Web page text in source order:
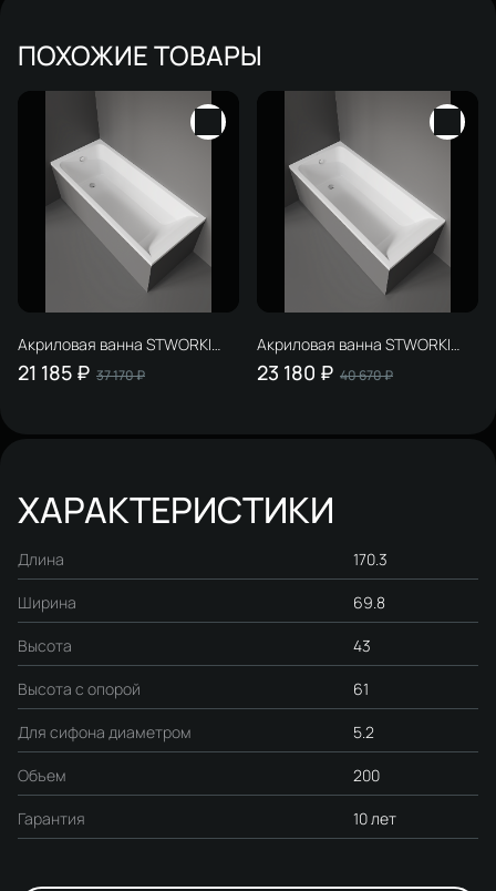
ПОХОЖИЕ ТОВАРЫ
Акриловая ванна STWORKI
Стокгольм 165x70 см,
встраиваемая, белая, с
21 185 ₽ 37 170 ₽
Акриловая ванна STWORKI
Стокгольм 170x75 см,
встраиваемая, белая, с
23 180 ₽ 40 670 ₽
ХАРАКТЕРИСТИКИ
Длина 170.3
Ширина 69.8
Высота 43
Высота с опорой 61
Для сифона диаметром 5.2
Объем 200
Гарантия 10 лет